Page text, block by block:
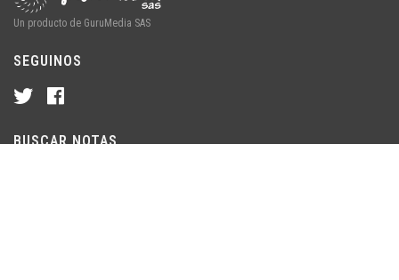
Un producto de GuruMedia SAS
SEGUINOS
BUSCAR NOTAS